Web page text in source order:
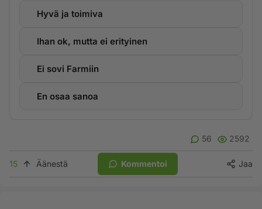
Hyvä ja toimiva
Ihan ok, mutta ei erityinen
Ei sovi Farmiin
En osaa sanoa
56 2592
15 Äänestä Kommentoi Jaa